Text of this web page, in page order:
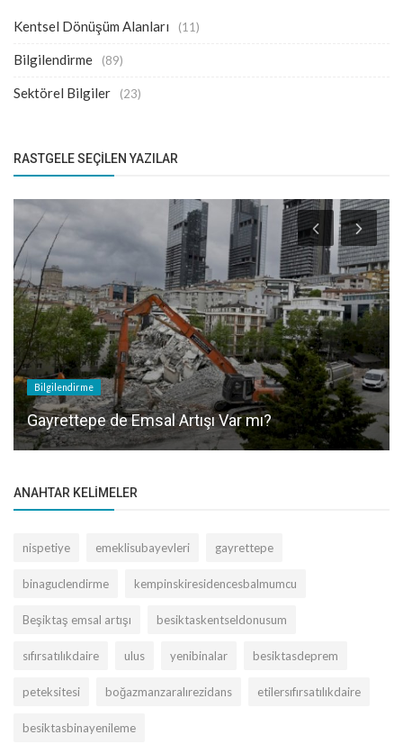
Kentsel Dönüşüm Alanları (11)
Bilgilendirme (89)
Sektörel Bilgiler (23)
RASTGELE SEÇILEN YAZILAR
Bilgilendirme
Gayrettepe de Emsal Artışı Var mı?
ANAHTAR KELIMELER
nispetiye emeklisubayevleri gayrettepe
binaguclendirme kempinskiresidencesbalmumcu
Beşiktaş emsal artışı besiktaskentseldonusum
sıfırsatılıkdaire ulus yenibinalar besiktasdeprem
peteksitesi boğazmanzaralırezidans etilersıfırsatılıkdaire
besiktasbinayenileme